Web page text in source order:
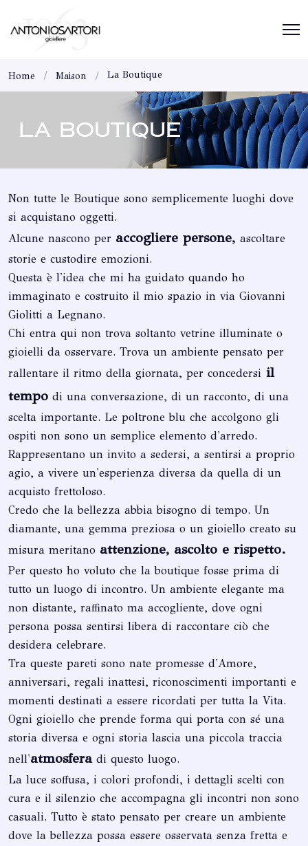
Home Maison La Boutique
LA BOUTIQUE
Non tutte le Boutique sono semplicemente luoghi dove
si acquistano oggetti.
Alcune nascono per accogliere persone, ascoltare
storie e custodire emozioni.
Questa è l'idea che mi ha guidato quando ho
immaginato e costruito il mio spazio in via Giovanni
Giolitti a Legnano.
Chi entra qui non trova soltanto vetrine illuminate o
gioielli da osservare. Trova un ambiente pensato per
rallentare il ritmo della giornata, per concedersi il
tempo di una conversazione, di un racconto, di una
scelta importante. Le poltrone blu che accolgono gli
ospiti non sono un semplice elemento d'arredo.
Rappresentano un invito a sedersi, a sentirsi a proprio
agio, a vivere un'esperienza diversa da quella di un
acquisto frettoloso.
Credo che la bellezza abbia bisogno di tempo. Un
diamante, una gemma preziosa o un gioiello creato su
misura meritano attenzione, ascolto e rispetto.
Per questo ho voluto che la boutique fosse prima di
tutto un luogo di incontro. Un ambiente elegante ma
non distante, raffinato ma accogliente, dove ogni
persona possa sentirsi libera di raccontare ciò che
desidera celebrare.
Tra queste pareti sono nate promesse d'Amore,
anniversari, regali inattesi, riconoscimenti importanti e
momenti destinati a essere ricordati per tutta la Vita.
Ogni gioiello che prende forma qui porta con sé una
storia diversa e ogni storia lascia una piccola traccia
nell'atmosfera di questo luogo.
La luce soffusa, i colori profondi, i dettagli scelti con
cura e il silenzio che accompagna gli incontri non sono
casuali. Tutto è stato pensato per creare un ambiente
dove la bellezza possa essere osservata senza fretta e